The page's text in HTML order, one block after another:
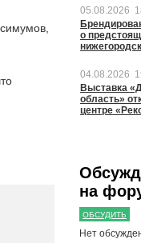
05.08.2026
о
04.08.2026
Выставка
область»
центре
на
ОБСУДИТЬ
Нет